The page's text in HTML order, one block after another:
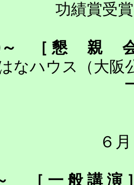
功績賞受
～ ［ 懇 親
なハウス（大
６
［ 一 般 講